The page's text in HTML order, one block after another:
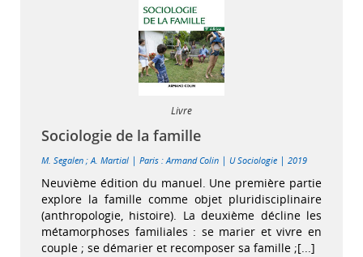
Livre
Sociologie de la famille
M. Segalen ;A. Martial | Paris : Armand Colin | U Sociologie | 2019
Neuvième édition du manuel. Une première partie
explore la famille comme objet pluridisciplinaire
(anthropologie, histoire). La deuxième décline les
métamorphoses familiales : se marier et vivre en
couple ; se démarier et recomposer sa famille ;[...]